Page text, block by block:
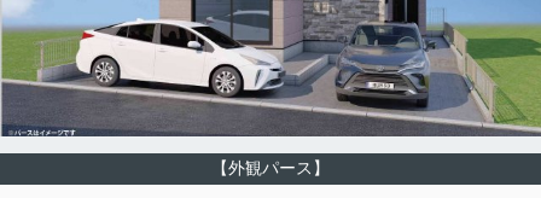
【外観パース】